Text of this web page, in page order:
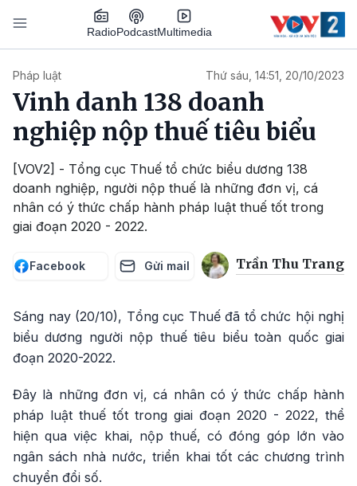
Nhảy đến nội dung
RadioPodcastMultimedia
Pháp luật Thứ sáu, 14:51, 20/10/2023
Vinh danh 138 doanh
nghiệp nộp thuế tiêu biểu
[VOV2] - Tổng cục Thuế tổ chức biểu dương 138
doanh nghiệp, người nộp thuế là những đơn vị, cá
nhân có ý thức chấp hành pháp luật thuế tốt trong
giai đoạn 2020 - 2022.
Facebook Gửi mail Trần Thu Trang
Sáng nay (20/10), Tổng cục Thuế đã tổ chức hội nghị
biểu dương người nộp thuế tiêu biểu toàn quốc giai
đoạn 2020-2022.
Đây là những đơn vị, cá nhân có ý thức chấp hành
pháp luật thuế tốt trong giai đoạn 2020 - 2022, thể
hiện qua việc khai, nộp thuế, có đóng góp lớn vào
ngân sách nhà nước, triển khai tốt các chương trình
chuyển đổi số.